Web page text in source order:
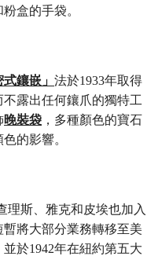
盒的手袋。
式鑲嵌」 法於1933年取得
露出任何鑲爪的獨特工
晚裝袋 ，多種顏色的寶石
的影響。
理斯、雅克和皮埃也加入
將大部分業務轉移至美
於1942年在紐約第五大